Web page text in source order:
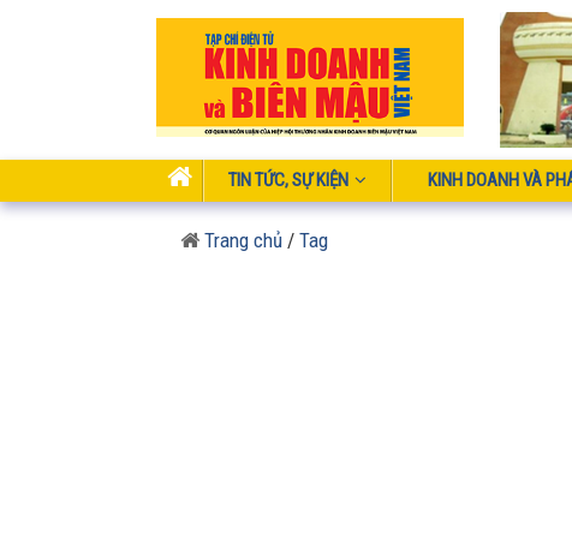
TIN TỨC, SỰ KIỆN KINH DOANH VÀ
Trang chủ / Tag